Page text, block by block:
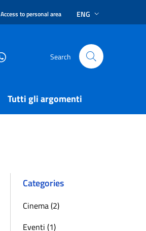
Access to personal area ENG
Search
Tutti gli argomenti
Categories
Cinema (2)
Eventi (1)